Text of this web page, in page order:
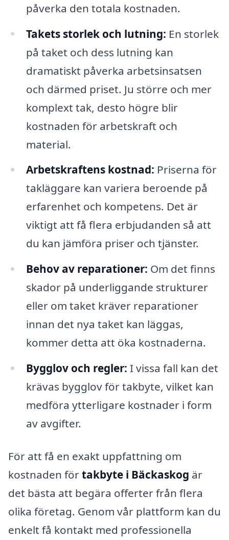
påverka den totala kostnaden.
Takets storlek och lutning: En storlek
på taket och dess lutning kan
dramatiskt påverka arbetsinsatsen
och därmed priset. Ju större och mer
komplext tak, desto högre blir
kostnaden för arbetskraft och
material.
Arbetskraftens kostnad: Priserna för
takläggare kan variera beroende på
erfarenhet och kompetens. Det är
viktigt att få flera erbjudanden så att
du kan jämföra priser och tjänster.
Behov av reparationer: Om det finns
skador på underliggande strukturer
eller om taket kräver reparationer
innan det nya taket kan läggas,
kommer detta att öka kostnaderna.
Bygglov och regler: I vissa fall kan det
krävas bygglov för takbyte, vilket kan
medföra ytterligare kostnader i form
av avgifter.
För att få en exakt uppfattning om
kostnaden förtakbyte i Bäckaskog är
det bästa att begära offerter från flera
olika företag. Genom vår plattform kan du
enkelt få kontakt med professionella